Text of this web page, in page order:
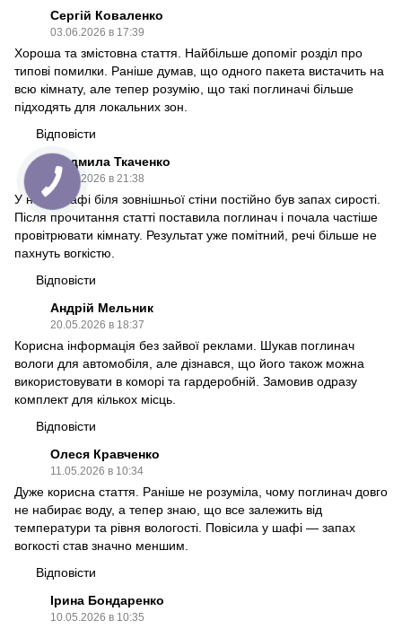
Сергій Коваленко
03.06.2026 в 17:39
Хороша та змістовна стаття. Найбільше допоміг розділ про
типові помилки. Раніше думав, що одного пакета вистачить на
всю кімнату, але тепер розумію, що такі поглиначі більше
підходять для локальних зон.
Відповісти
Людмила Ткаченко
23.05.2026 в 21:38
У нас у шафі біля зовнішньої стіни постійно був запах сирості.
Після прочитання статті поставила поглинач і почала частіше
провітрювати кімнату. Результат уже помітний, речі більше не
пахнуть вогкістю.
Відповісти
Андрій Мельник
20.05.2026 в 18:37
Корисна інформація без зайвої реклами. Шукав поглинач
вологи для автомобіля, але дізнався, що його також можна
використовувати в коморі та гардеробній. Замовив одразу
комплект для кількох місць.
Відповісти
Олеся Кравченко
11.05.2026 в 10:34
Дуже корисна стаття. Раніше не розуміла, чому поглинач довго
не набирає воду, а тепер знаю, що все залежить від
температури та рівня вологості. Повісила у шафі — запах
вогкості став значно меншим.
Відповісти
Ірина Бондаренко
10.05.2026 в 10:35